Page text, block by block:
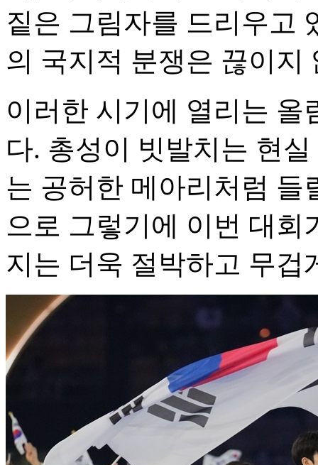
짙은 그림자를 드리우고
의 국지적 분쟁은 끊이지
이러한 시기에 열리는 올
다. 총성이 빗발치는 현
는 공허한 메아리처럼 들
으로 그렇기에 이번 대회
지는 더욱 절박하고 무겁